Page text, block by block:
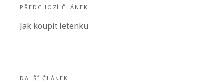
pro
příspěvek
PŘEDCHOZÍ ČLÁNEK
Předchozí
Jak koupit letenku
DALŠÍ ČLÁNEK